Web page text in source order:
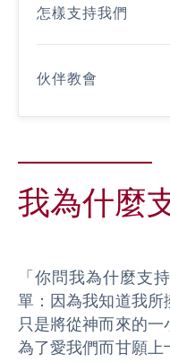
怎樣支持我們
伙伴教會
我為什麼
「你問我為什麼支
單：因為我知道我
只是將從神而來的
為了愛我們而甘願